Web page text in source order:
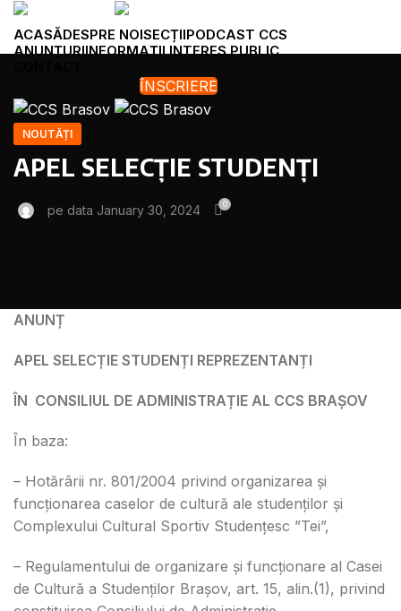
ACASĂDESPRE NOISECȚIIPODCAST CCS
ANUNȚURIINFORMAȚII INTERES PUBLIC
ÎNSCRIERE
Menu
NOUTĂȚI
APEL SELECȚIE STUDENȚI
pe data January 30, 2024 0
ANUNȚ
APEL SELECȚIE STUDENȚI REPREZENTANȚI
ÎN CONSILIUL DE ADMINISTRAȚIE AL CCS BRAȘOV
În baza:
– Hotărârii nr. 801/2004 privind organizarea și
funcționarea caselor de cultură ale studenților și
Complexului Cultural Sportiv Studențesc ”Tei”,
– Regulamentului de organizare și funcționare al Casei
de Cultură a Studenților Brașov, art. 15, alin.(1), privind